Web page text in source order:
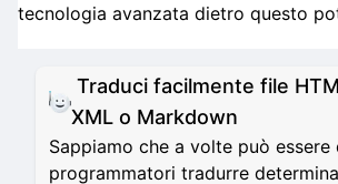
tecnologia avanzata dietro questo
Traduci facilmente file
XML o Markdown
Sappiamo che a volte può
programmatori tradurre